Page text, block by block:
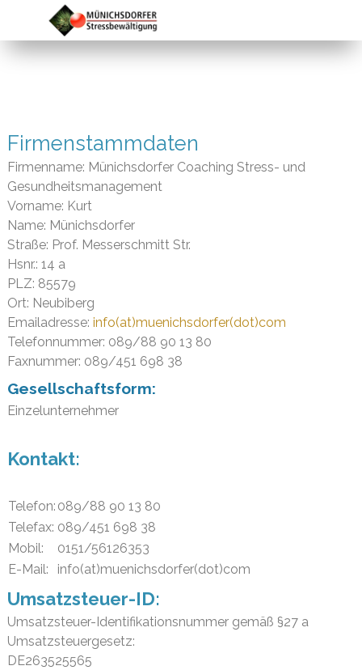
Firmenstammdaten
Firmenname: Münichsdorfer Coaching Stress- und
Gesundheitsmanagement
Vorname: Kurt
Name: Münichsdorfer
Straße: Prof. Messerschmitt Str.
Hsnr.: 14 a
PLZ: 85579
Ort: Neubiberg
Emailadresse: info(at)muenichsdorfer(dot)com
Telefonnummer: 089/88 90 13 80
Faxnummer: 089/451 698 38
Gesellschaftsform:
Einzelunternehmer
Kontakt:
Telefon: 089/88 90 13 80
Telefax: 089/451 698 38
Mobil:
0151/56126353
E-Mail:
info(at)muenichsdorfer(dot)com
Umsatzsteuer-ID:
Umsatzsteuer-Identifikationsnummer gemäß §27 a
Umsatzsteuergesetz:
DE263525565